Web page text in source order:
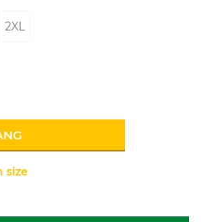
2XL
size